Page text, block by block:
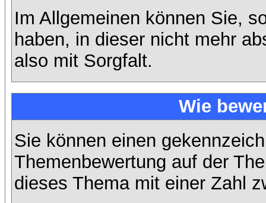
Im Allgemeinen können Sie,
haben, in dieser nicht mehr
also mit Sorgfalt.
Wie
Sie können einen
Themenbewertung auf der
dieses Thema mit einer Zahl